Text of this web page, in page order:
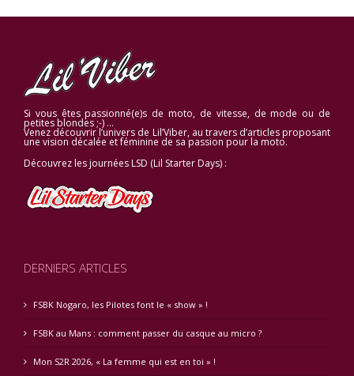
Si vous êtes passionné(e)s de moto, de vitesse, de mode ou de
petites blondes ;-) …
Venez découvrir l’univers de Lil’Viber, au travers d’articles proposant
une vision décalée et féminine de sa passion pour la moto.
Découvrez les journées LSD (Lil Starter Days) :
DERNIERS ARTICLES
FSBK Nogaro, les Pilotes font le « show » !
FSBK au Mans : comment passer du casque au micro ?
Mon S2R 2026, « La femme qui est en toi » !